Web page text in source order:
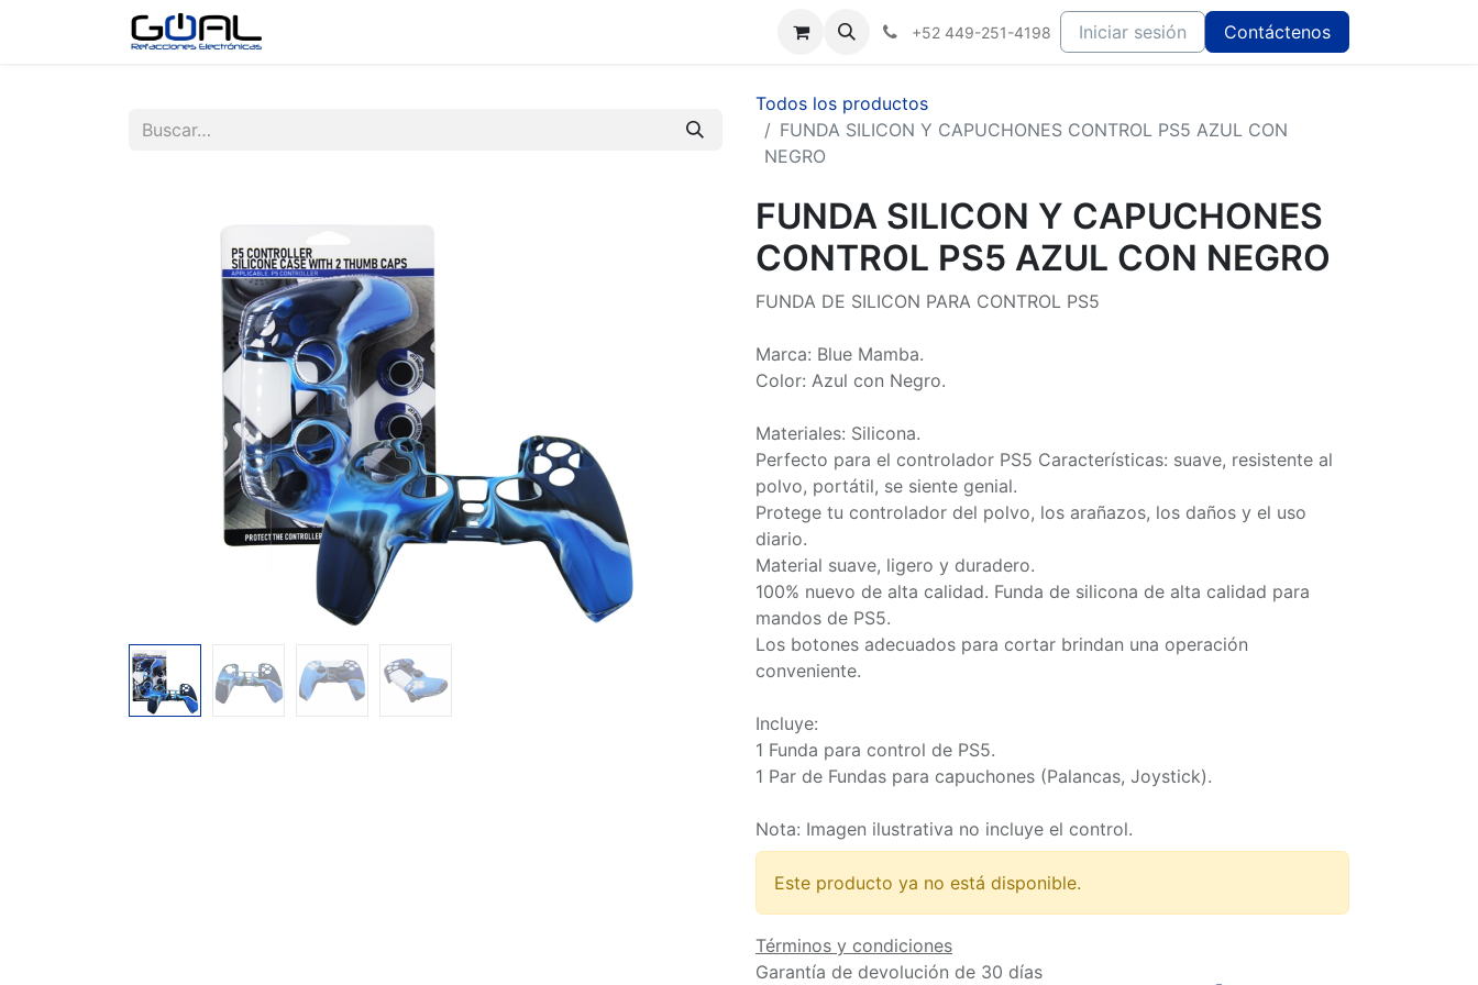
+52 449-251-4198 Iniciar sesión Contáctenos
Todos los productos
FUNDA SILICON Y CAPUCHONES CONTROL PS5 AZUL CON
NEGRO
FUNDA SILICON Y CAPUCHONES
CONTROL PS5 AZUL CON NEGRO
FUNDA DE SILICON PARA CONTROL PS5
Marca: Blue Mamba.
Color: Azul con Negro.
Materiales: Silicona.
Perfecto para el controlador PS5 Características: suave, resistente al
polvo, portátil, se siente genial.
Protege tu controlador del polvo, los arañazos, los daños y el uso
diario.
Material suave, ligero y duradero.
100% nuevo de alta calidad. Funda de silicona de alta calidad para
mandos de PS5.
Los botones adecuados para cortar brindan una operación
conveniente.
Incluye:
1 Funda para control de PS5.
1 Par de Fundas para capuchones (Palancas, Joystick).
Nota: Imagen ilustrativa no incluye el control.
Este producto ya no está disponible.
Términos y condiciones
Garantía de devolución de 30 días